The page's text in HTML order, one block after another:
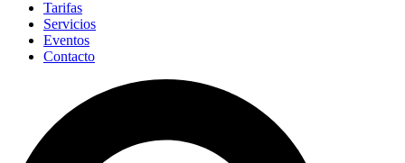
Tarifas
Servicios
Eventos
Contacto